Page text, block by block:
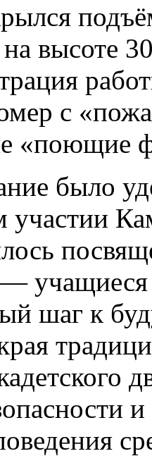
на высоте
с
«поющие
было
учащиеся
шаг к